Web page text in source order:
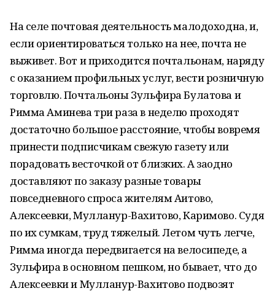
На селе почтовая деятельность малодоходна, и,
если ориентироваться только на нее, почта не
выживет. Вот и приходится почтальонам, наряду
с оказанием профильных услуг, вести розничную
торговлю. Почтальоны Зульфира Булатова и
Римма Аминева три раза в неделю проходят
достаточно большое расстояние, чтобы вовремя
принести подписчикам свежую газету или
порадовать весточкой от близких. А заодно
доставляют по заказу разные товары
повседневного спроса жителям Аитово,
Алексеевки, Мулланур-Вахитово, Каримово. Судя
по их сумкам, труд тяжелый. Летом чуть легче,
Римма иногда передвигается на велосипеде, а
Зульфира в основном пешком, но бывает, что до
Алексеевки и Мулланур-Вахитово подвозят